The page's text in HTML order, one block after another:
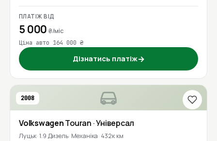
ПЛАТІЖ ВІД
5 000₴/міс
Ціна авто 164 000 ₴
Дізнатись платіж→
2008
VolkswagenTouran · Універсал
Луцьк 1.9 Дизель Механіка 432к км